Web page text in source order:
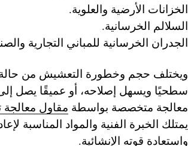
الخزانات الأرضية والعلوية.
السلالم الخرسانية.
الجدران الخرسانية للمباني التجارية
ويختلف حجم وخطورة التعشيش من
سطحيًا ويسهل إصلاحه، أو عميقًا يصل
معالجة متخصصة بواسطة مقاول
يمتلك الخبرة الفنية والمواد المناسبة
واستعادة قوته الإنشائية.